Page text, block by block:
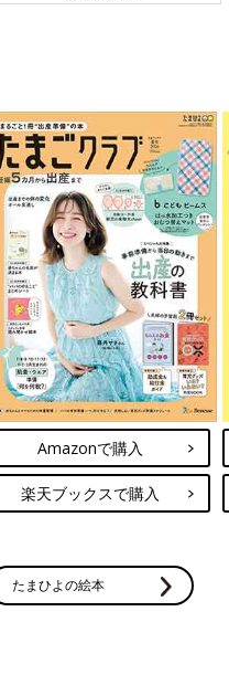
Amazonで購入
楽天ブックスで購入
たまひよの絵本